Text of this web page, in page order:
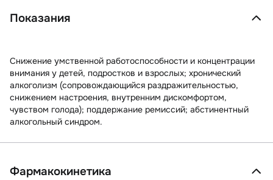
Показания
Снижение умственной работоспособности и концентрации
внимания у детей, подростков и взрослых; хронический
алкоголизм (сопровождающийся раздражительностью,
снижением настроения, внутренним дискомфортом,
чувством голода); поддержание ремиссий; абстинентный
алкогольный синдром.
Фармакокинетика